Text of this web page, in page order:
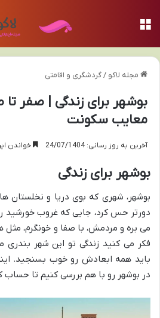
مجله لاکو /گردشگری و اقامتی
بوشهر برای زندگی | صفر تا
معایب سکونت
آخرین به روز رسانی: 24/07/1404 خواندن این مطلب 17
بوشهر برای زندگی
بوشهر، شهری که بوی دریا و نخلستان
دورتر حس کرد، جایی که غروب خورشید
می بره و مردمش، با صفا و خونگرم،
فکر می کنید زندگی تو این شهر بندری
باید همه ابعادش رو خوب بسنجید.
در بوشهر رو با هم بررسی کنیم تا حساب